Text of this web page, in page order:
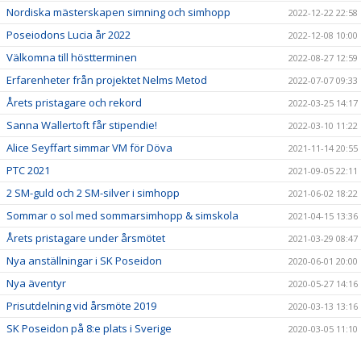
Nordiska mästerskapen simning och simhopp 2022-12-22 22:58
Poseiodons Lucia år 2022 2022-12-08 10:00
Välkomna till höstterminen 2022-08-27 12:59
Erfarenheter från projektet Nelms Metod 2022-07-07 09:33
Årets pristagare och rekord 2022-03-25 14:17
Sanna Wallertoft får stipendie! 2022-03-10 11:22
Alice Seyffart simmar VM för Döva 2021-11-14 20:55
PTC 2021 2021-09-05 22:11
2 SM-guld och 2 SM-silver i simhopp 2021-06-02 18:22
Sommar o sol med sommarsimhopp & simskola 2021-04-15 13:36
Årets pristagare under årsmötet 2021-03-29 08:47
Nya anställningar i SK Poseidon 2020-06-01 20:00
Nya äventyr 2020-05-27 14:16
Prisutdelning vid årsmöte 2019 2020-03-13 13:16
SK Poseidon på 8:e plats i Sverige 2020-03-05 11:10